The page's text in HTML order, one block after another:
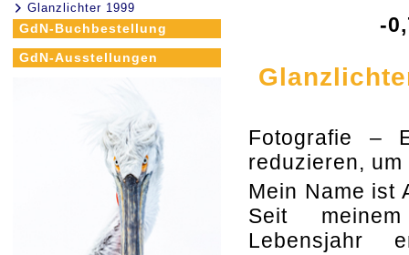
Glanzlichter 1999
GdN-Buchbestellung
GdN-Ausstellungen
-
Fotografie –
reduzieren,
Mein Name ist
Seit
Lebensjahr